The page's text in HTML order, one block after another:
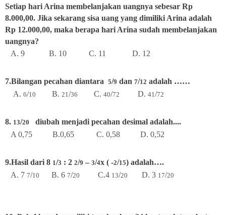
Setiap hari Arina membelanjakan uangnya sebesar Rp
8.000,00. Jika sekarang sisa uang yang dimiliki Arina adalah
Rp 12.000,00, maka berapa hari Arina sudah membelanjakan
uangnya?
A. 9 B. 10 C. 11 D. 12
7.Bilangan pecahan diantara 5/9 dan 7/12 adalah ……
A. 6/10 B. 21/36 C. 40/72 D. 41/72
8. 13/20
diubah menjadi pecahan desimal adalah....
A 0,75 B.0,65 C. 0,58 D. 0,52
9.Hasil dari 8 1/3 : 2 2/9 – 3/4x ( -2/15) adalah….
A. 7 7/10 B. 6 7/20 C.4 13/20 D. 3 17/20